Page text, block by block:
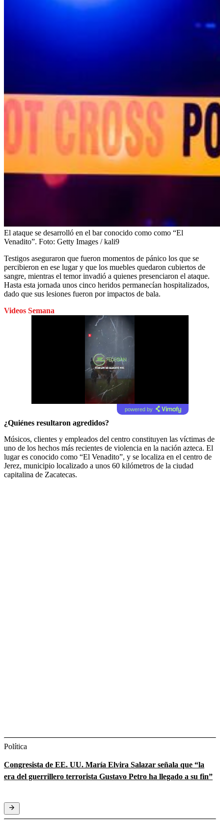
El ataque se desarrolló en el bar conocido como como “El
Venadito”. Foto: Getty Images / kali9
Testigos aseguraron que fueron momentos de pánico los que se
percibieron en ese lugar y que los muebles quedaron cubiertos de
sangre, mientras el temor invadió a quienes presenciaron el ataque.
Hasta esta jornada unos cinco heridos permanecían hospitalizados,
dado que sus lesiones fueron por impactos de bala.
Videos Semana
powered by
¿Quiénes resultaron agredidos?
Músicos, clientes y empleados del centro constituyen las víctimas de
uno de los hechos más recientes de violencia en la nación azteca. El
lugar es conocido como “El Venadito”, y se localiza en el centro de
Jerez, municipio localizado a unos 60 kilómetros de la ciudad
capitalina de Zacatecas.
Política
Congresista de EE. UU. María Elvira Salazar señala que “la
era del guerrillero terrorista Gustavo Petro ha llegado a su fin”